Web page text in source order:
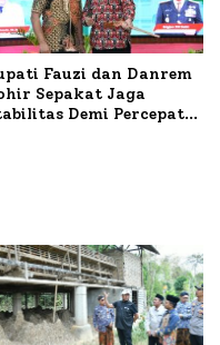
Fauzi dan Danrem
Sepakat Jaga
Demi Percepat